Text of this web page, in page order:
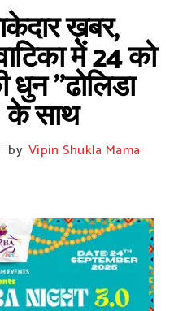
ख़बर,
में 24 को
धुन "ढोलिडा
के साथ
by Vipin Shukla Mama